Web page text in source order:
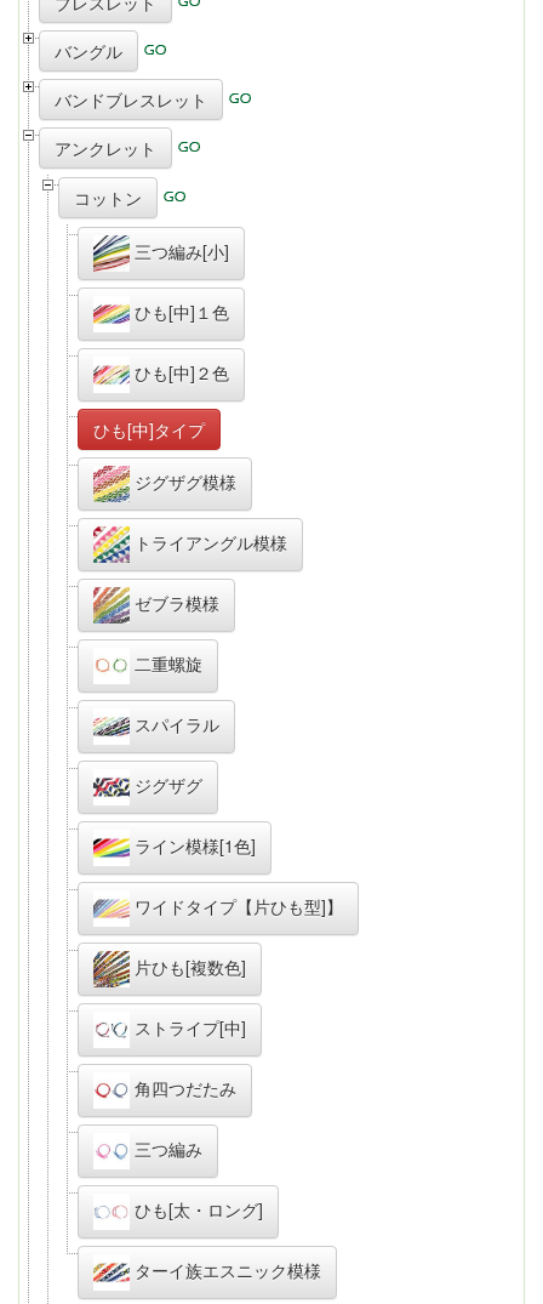
バングル
バンドブレスレット
アンクレット
コットン
三つ編み[小]
ひも[中]１色
ひも[中]２色
ひも[中]タイプ
ジグザグ模様
トライアングル模様
ゼブラ模様
二重螺旋
スパイラル
ジグザグ
ライン模様[1色]
ワイドタイプ【片ひも型]】
片ひも[複数色]
ストライプ[中]
角四つだたみ
三つ編み
ひも[太・ロング]
ターイ族エスニック模様